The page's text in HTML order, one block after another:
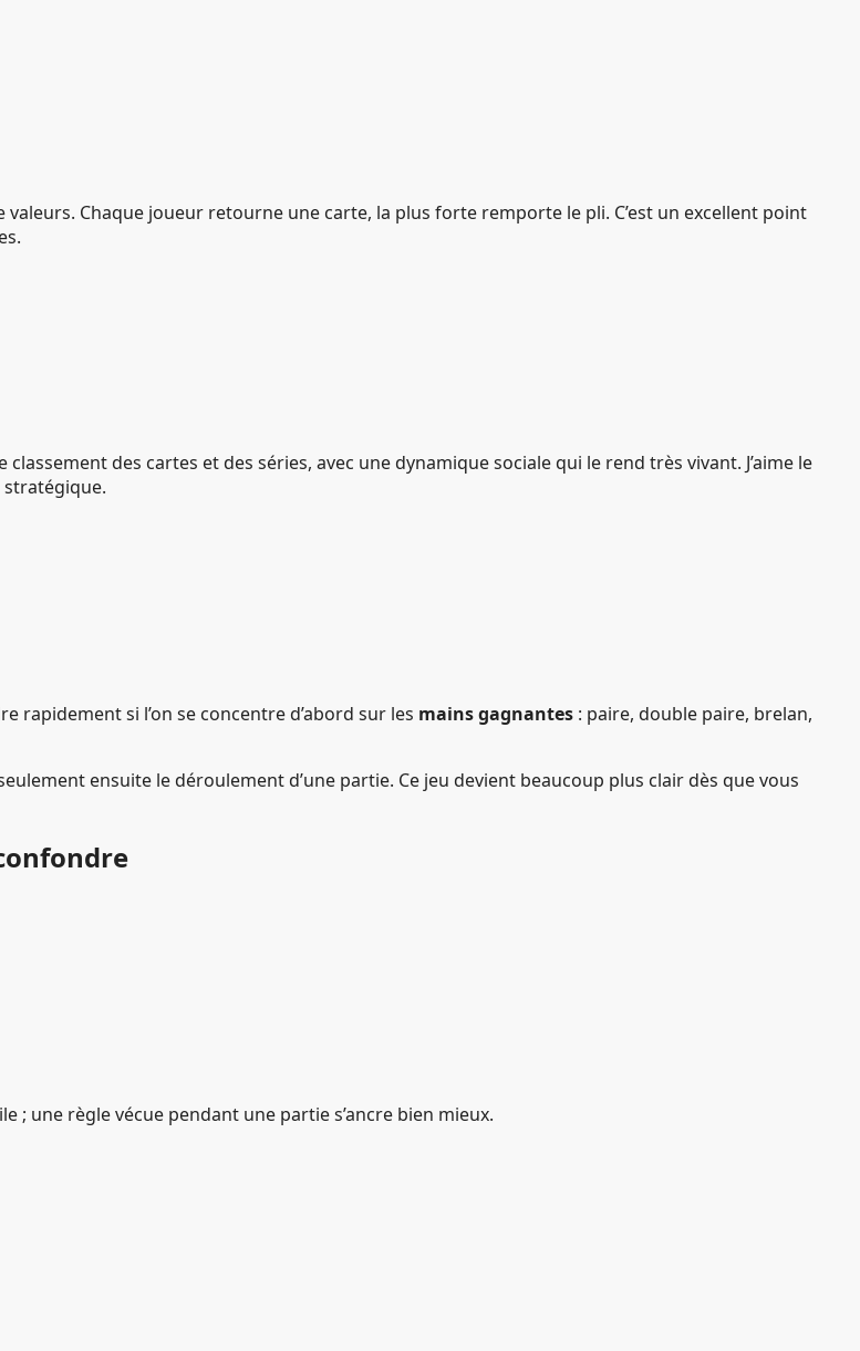
Chaque joueur retourne une carte, la plus forte remporte le pli. C’est un excellent point
des cartes et des séries, avec une dynamique sociale qui le rend très vivant. J’aime le
rapidement si l’on se concentre d’abord sur les mains gagnantes : paire, double paire, brelan,
ensuite le déroulement d’une partie. Ce jeu devient beaucoup plus clair dès que vous
; une règle vécue pendant une partie s’ancre bien mieux.